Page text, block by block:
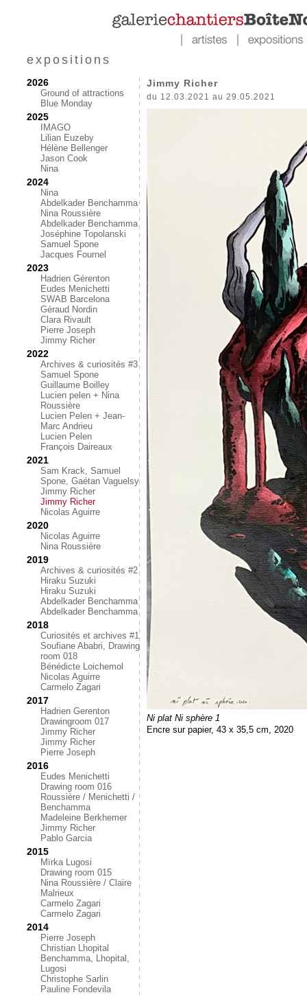
expositions
2026
Ground of attractions
Blue Monday
2025
IMAGO
Lilian Euzeby
Hélène Bellenger
Jason Cook
Nina
2024
Nina
Abdelkader Benchamma
Nina Roussière
Abdelkader Benchamma
Joséphine Topolanski
Samuel Spone
Jacques Fournel
2023
Hadrien Gérenton
Eudes Menichetti
SWAB Barcelona
Géraud Nordin
Clara Rivault
Pierre Joseph
Jimmy Richer
2022
Archives & curiosités #3
Samuel Spone
Guillaume Boilley
Lucien pelen + Nina
Roussière
Lucien Pelen + Jean-
Marc Andrieu
Lucien Pelen
François Daireaux
2021
Sam Krack, Samuel
Spone, Gaétan Vaguelsy
Jimmy Richer
Jimmy Richer
Nicolas Aguirre
2020
Nicolas Aguirre
Nina Roussière
2019
Archives & curiosités #2
Hiraku Suzuki
Hiraku Suzuki
Abdelkader Benchamma
Abdelkader Benchamma
2018
Curiosités et archives #1
Soufiane Ababri, Drawing
room 018
Bénédicte Loichemol
Nicolas Aguirre
Carmelo Zagari
2017
Hadrien Gerenton
Drawingroom 017
Jimmy Richer
Jimmy Richer
Pierre Joseph
2016
Eudes Menichetti
Drawing room 016
Roussière / Menichetti /
Benchamma
Madeleine Berkhemer
Jimmy Richer
Pablo Garcia
2015
Mïrka Lugosi
Drawing room 015
Nina Roussière / Claire
Malrieux
Carmelo Zagari
Carmelo Zagari
2014
Pierre Joseph
Christian Lhopital
Benchamma, Lhopital,
Lugosi
Christophe Sarlin
Pauline Fondevila
Jimmy Richer
du 12.03.2021 au 29.05.2021
Ni plat Ni sphère 1
Encre sur papier, 43 x 35,5 cm, 2020